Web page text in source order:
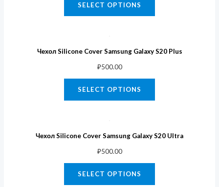
SELECT OPTIONS
Чехол Silicone Cover Samsung Galaxy S20 Plus
₽500.00
SELECT OPTIONS
Чехол Silicone Cover Samsung Galaxy S20 Ultra
₽500.00
SELECT OPTIONS